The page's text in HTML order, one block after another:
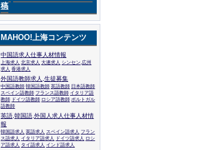
稿
MAHOO!上海コンテンツ
中国語求人仕事人材情報
上海求人 北京求人 大連求人 シンセン,広州
求人 香港求人
外国語教師求人,生徒募集
中国語教師 韓国語教師 英語教師 日本語教師
スペイン語教師 フランス語教師 イタリア語
教師 ドイツ語教師 ロシア語教師 ポルトガル
語教師
英語,韓国語,外国人求人仕事人材情
報
韓国語求人 英語求人 スペイン語求人 フラン
ス語求人 イタリア語求人 ドイツ語求人 ロシ
ア語求人 タイ語求人 インド語求人